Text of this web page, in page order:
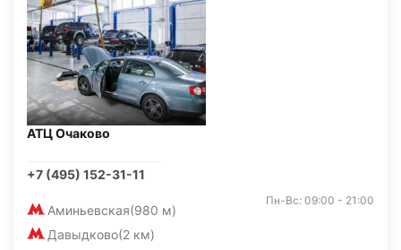
АТЦ Очаково
+7 (495) 152-31-11
Аминьевская(980 м)
Давыдково(2 км)
Пн-Вс: 09:00 - 21:00